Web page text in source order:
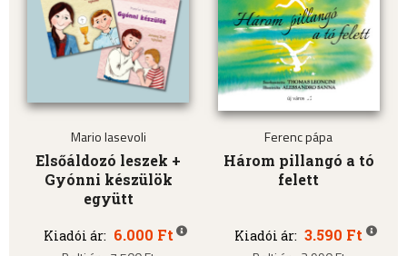
Mario Iasevoli
Elsőáldozó leszek +
Gyónni készülök
együtt
Kiadói ár: 6.000 Ft
Ferenc pápa
Három pillangó a tó
felett
Kiadói ár: 3.590 Ft